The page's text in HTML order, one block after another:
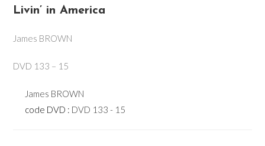
Livin’ in America
James BROWN
DVD 133 – 15
James BROWN
code DVD : DVD 133 - 15